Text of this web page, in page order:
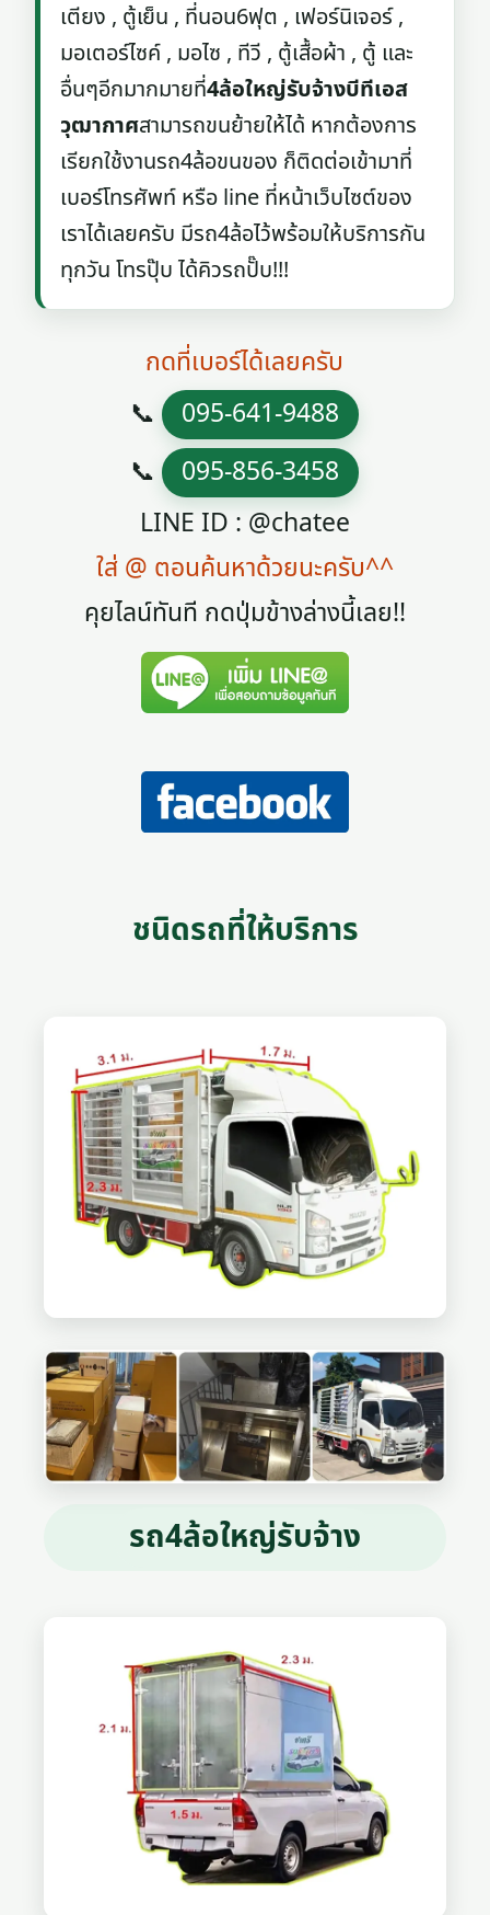
เตียง , ตู้เย็น , ที่นอน6ฟุต , เฟอร์นิเจอร์ ,
มอเตอร์ไซค์ , มอไซ , ทีวี , ตู้เสื้อผ้า , ตู้ และ
อื่นๆอีกมากมายที่4ล้อใหญ่รับจ้างบีทีเอส
วุฒากาศสามารถขนย้ายให้ได้ หากต้องการ
เรียกใช้งานรถ4ล้อขนของ ก็ติดต่อเข้ามาที่
เบอร์โทรศัพท์ หรือ line ที่หน้าเว็บไซต์ของ
เราได้เลยครับ มีรถ4ล้อไว้พร้อมให้บริการกัน
ทุกวัน โทรปุ๊บ ได้คิวรถปั๊บ!!!
กดที่เบอร์ได้เลยครับ
📞 095-641-9488
📞 095-856-3458
LINE ID : @chatee
ใส่ @ ตอนค้นหาด้วยนะครับ^^
คุยไลน์ทันที กดปุ่มข้างล่างนี้เลย!!
ชนิดรถที่ให้บริการ
รถ4ล้อใหญ่รับจ้าง